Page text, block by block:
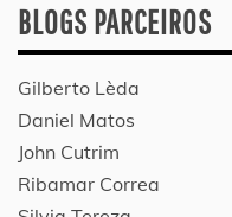
BLOGS PARCEIROS
Gilberto Lèda
Daniel Matos
John Cutrim
Ribamar Correa